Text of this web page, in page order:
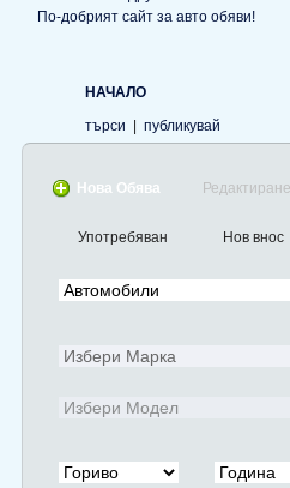
По-добрият сайт за авто обяви!
НАЧАЛО
търси
публикувай
Нова Обява
Употребяван Нов внос